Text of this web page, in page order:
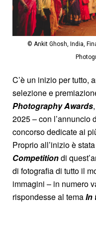
© Ankit Ghosh, India,
C’è un inizio per tutto,
selezione e
Photography Awards
2025 – con l’annuncio
concorso dedicate ai
Proprio all’inizio è
Competitiondi
di fotografia di tutto il
immagini – in numero
rispondesse al temaIn